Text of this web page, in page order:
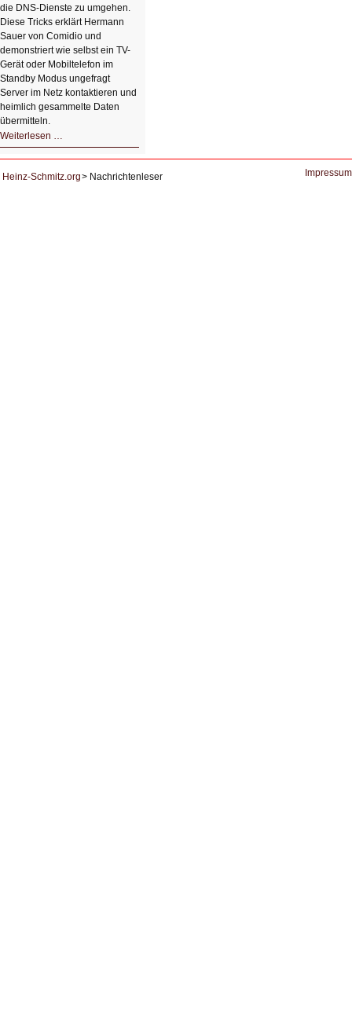
die DNS-Dienste zu umgehen.
Diese Tricks erklärt Hermann
Sauer von Comidio und
demonstriert wie selbst ein TV-
Gerät oder Mobiltelefon im
Standby Modus ungefragt
Server im Netz kontaktieren und
heimlich gesammelte Daten
übermitteln.
Weiterlesen …
DNS
Heinz-Schmitz.org
Nachrichtenleser Impressum